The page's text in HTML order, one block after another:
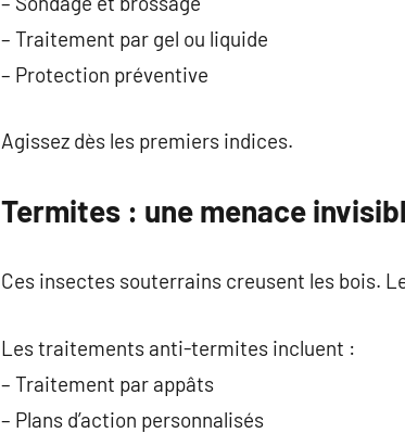
– Traitement par gel ou liquide
– Protection préventive
Agissez dès les premiers indices.
Termites : une menace
Ces insectes souterrains creusent les bois.
Les traitements anti-termites incluent :
– Traitement par appâts
– Plans d’action personnalisés